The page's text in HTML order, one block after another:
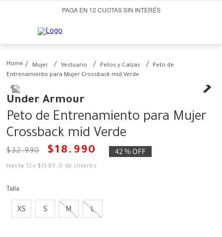
PAGA EN 12 CUOTAS SIN INTERÉS
Mujer Vestuario Petos y Calzas
Peto de
Entrenamiento para Mujer Crossback mid Verde
Under Armour
Peto de Entrenamiento para Mujer
Crossback mid Verde
$32.990 $18 . 990 42 %OFF
Hasta12 x $1583 ,0 de interés
Talla
XS S M L